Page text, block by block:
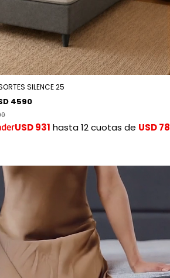
SILENCE 25
4590
USD 931 hasta 12 cuotas de USD 78